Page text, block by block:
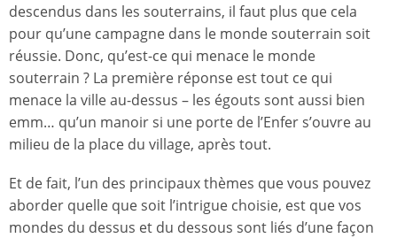
descendus dans les souterrains, il faut plus que cela
pour qu’une campagne dans le monde souterrain soit
réussie. Donc, qu’est-ce qui menace le monde
souterrain ? La première réponse est tout ce qui
menace la ville au-dessus – les égouts sont aussi bien
emm… qu’un manoir si une porte de l’Enfer s’ouvre au
milieu de la place du village, après tout.
Et de fait, l’un des principaux thèmes que vous pouvez
aborder quelle que soit l’intrigue choisie, est que vos
mondes du dessus et du dessous sont liés d’une façon